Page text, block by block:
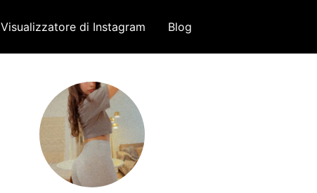
Visualizzatore di Instagram Blog